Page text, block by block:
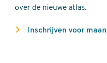
over de nieuwe atlas.
Inschrijven voor